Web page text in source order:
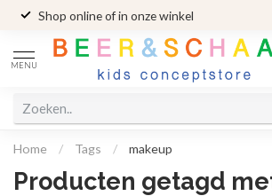
Shop online of in onze winkel
MENU
Home / Tags / makeup
Producten getagd